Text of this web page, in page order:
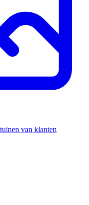
van klanten